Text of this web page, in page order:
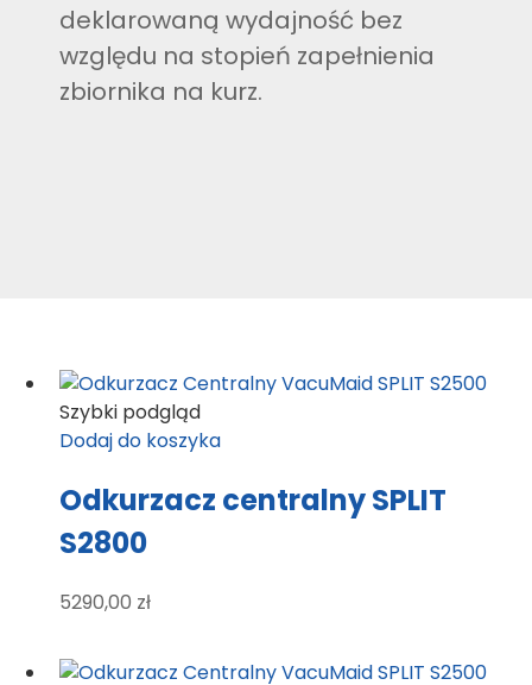
deklarowaną wydajność bez
względu na stopień zapełnienia
zbiornika na kurz.
Szybki podgląd
Dodaj do koszyka
Odkurzacz centralny SPLIT
S2800
5290,00 zł